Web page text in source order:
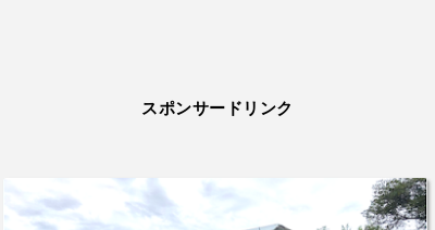
スポンサードリンク